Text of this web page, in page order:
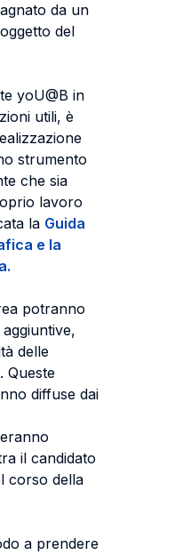
da un
del
yoU@B in
utili, è
strumento
che sia
lavoro
la Guida
e la
potranno
delle
Queste
diffuse dai
il candidato
corso della
a prendere